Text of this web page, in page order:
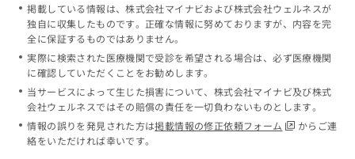
掲載している情報は、株式会社マイナビおよび株式会社ウェルネスが
独自に収集したものです。正確な情報に努めておりますが、内容を完
全に保証するものではありません。
実際に検索された医療機関で受診を希望される場合は、必ず医療機関
に確認していただくことをお勧めします。
当サービスによって生じた損害について、株式会社マイナビ及び株式
会社ウェルネスではその賠償の責任を一切負わないものとします。
情報の誤りを発見された方は掲載情報の修正依頼フォーム
からご連
絡をいただければ幸いです。